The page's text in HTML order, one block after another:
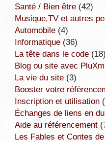
Santé / Bien être(42)
Musique,TV et autres
Automobile(4)
informatique(36)
la tête dans le code(18)
Blog ou site avec
la vie du site(3)
booster votre
inscription et utilisation
échanges de liens en
aide au référencement
Les Fables et Contes